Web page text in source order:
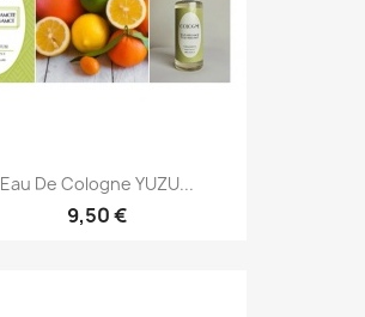
Eau De Cologne YUZU...
9,50 €